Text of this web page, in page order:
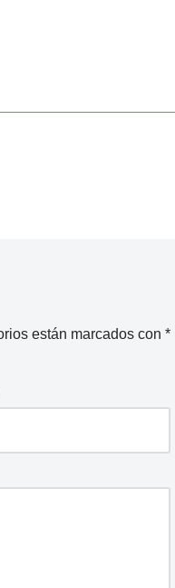
están marcados con *